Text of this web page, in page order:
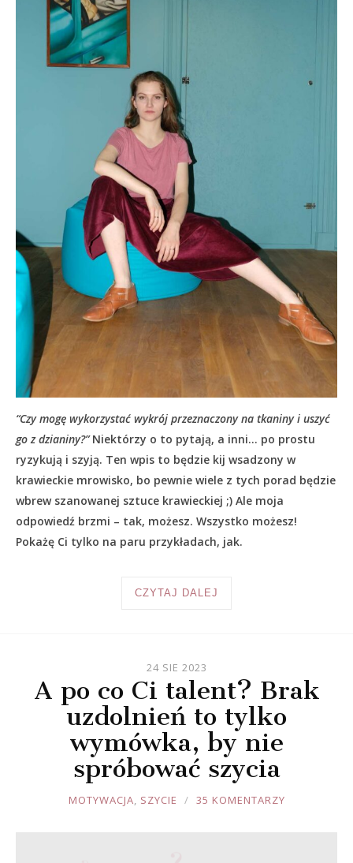
“Czy mogę wykorzystać wykrój przeznaczony na tkaniny i uszyć
go z dzianiny?”Niektórzy o to pytają, a inni… po prostu
ryzykują i szyją. Ten wpis to będzie kij wsadzony w
krawieckie mrowisko, bo pewnie wiele z tych porad będzie
wbrew szanowanej sztuce krawieckiej ;) Ale moja
odpowiedź brzmi – tak, możesz. Wszystko możesz!
Pokażę Ci tylko na paru przykładach, jak.
CZYTAJ DALEJ
24 SIE 2023
A po co Ci talent? Brak
uzdolnień to tylko
wymówka, by nie
spróbować szycia
JOULE
MOTYWACJA, SZYCIE 35 KOMENTARZY